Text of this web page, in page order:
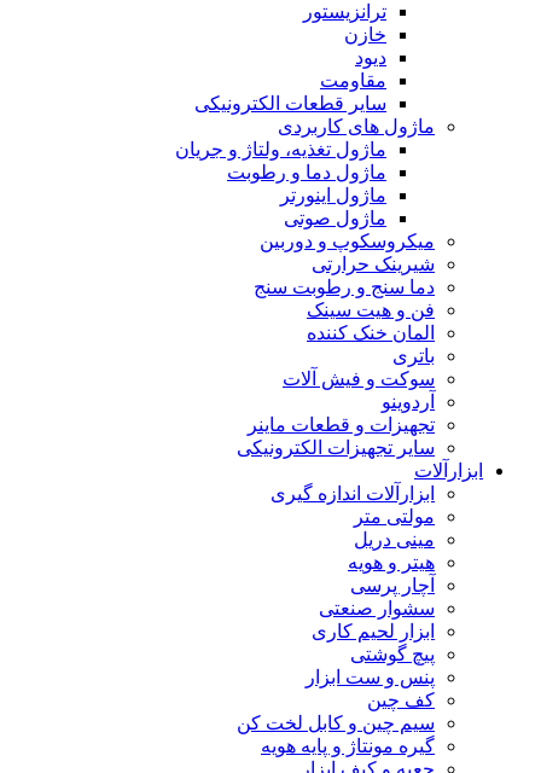
ترانزیستور
خازن
دیود
مقاومت
سایر قطعات الکترونیکی
ماژول های کاربردی
ماژول تغذیه، ولتاژ و جریان
ماژول دما و رطوبت
ماژول اینورتر
ماژول صوتی
میکروسکوپ و دوربین
شیرینک حرارتی
دما سنج و رطوبت سنج
فن و هیت سینک
المان خنک کننده
باتری
سوکت و فیش آلات
آردوینو
تجهیزات و قطعات ماینر
سایر تجهیزات الکترونیکی
ابزارآلات
ابزارآلات اندازه گیری
مولتی متر
مینی دریل
هیتر و هویه
آچار پرسی
سشوار صنعتی
ابزار لحیم کاری
پیچ گوشتی
پنس و ست ابزار
کف چین
سیم چین و کابل لخت کن
گیره مونتاژ و پایه هویه
جعبه و کیف ابزار